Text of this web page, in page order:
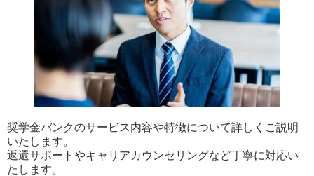
奨学金バンクのサービス内容や特徴について詳しくご説明
いたします。
返還サポートやキャリアカウンセリングなど丁寧に対応い
たします。